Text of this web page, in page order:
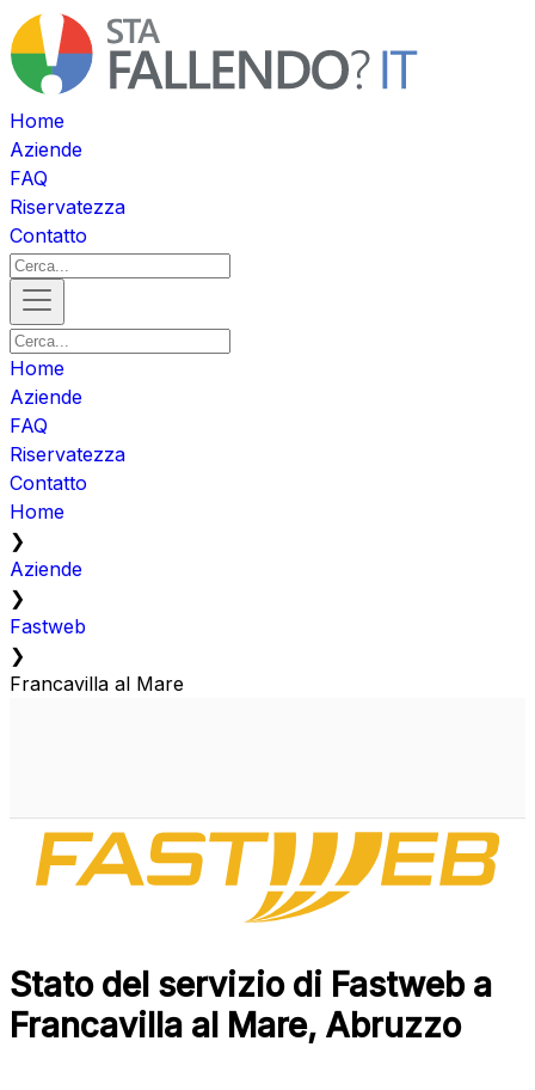
Home
Aziende
FAQ
Riservatezza
Contatto
Home
Aziende
FAQ
Riservatezza
Contatto
Home
❯
Aziende
❯
Fastweb
❯
Francavilla al Mare
Stato del servizio di Fastweb a
Francavilla al Mare, Abruzzo